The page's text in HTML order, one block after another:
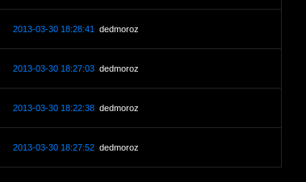
2013-03-30 18:28:41 dedmoroz
2013-03-30 18:27:03 dedmoroz
2013-03-30 18:22:38 dedmoroz
2013-03-30 18:27:52 dedmoroz